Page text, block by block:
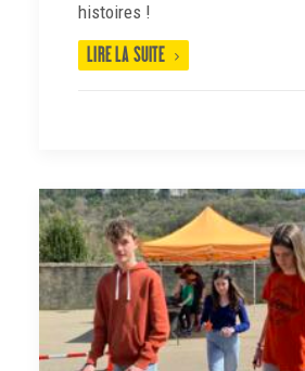
histoires !
LIRE LA SUITE